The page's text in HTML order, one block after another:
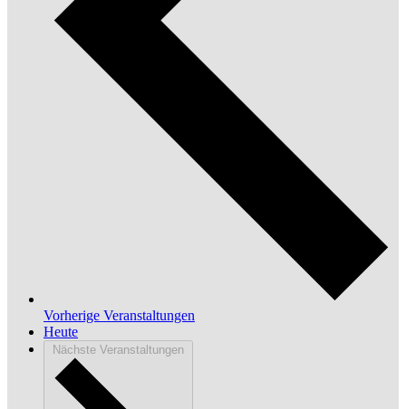
Vorherige Veranstaltungen
Heute
Nächste Veranstaltungen